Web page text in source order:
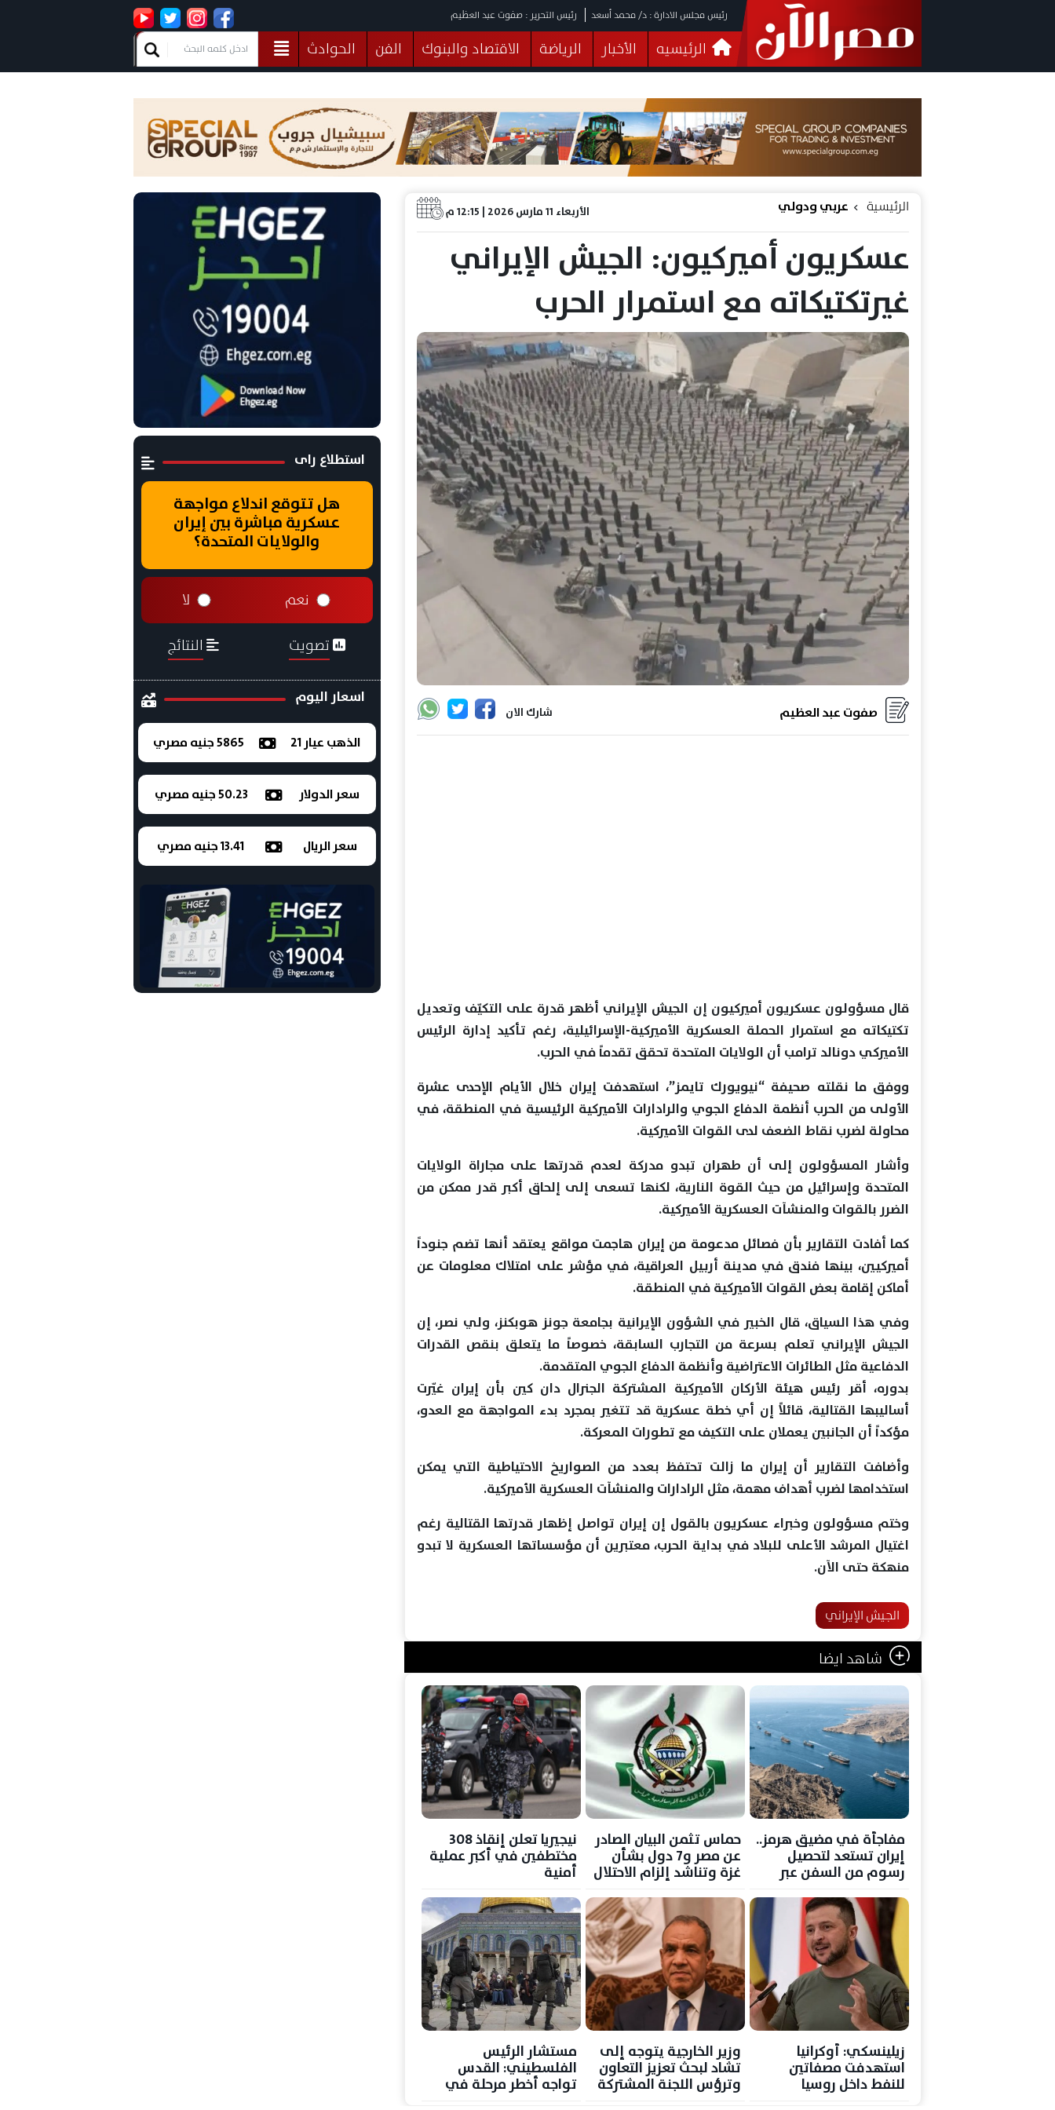
رئيس مجلس الادارة : د/ محمد أسعد رئيس التحرير : صفوت عبد العظيم
الرئيسيه الأخبار الرياضة الاقتصاد والبنوك الفن
الحوادث
فيديوهات
البرلمان صحة الثقافة خدمات منوعات
الأربعاء 11 مارس 2026 | 12:15 م الرئيسية عربي ودولي
عسكريون أميركيون: الجيش الإيراني
غيرتكتيكاته مع استمرار الحرب
شارك الان صفوت عبد العظيم
قال مسؤولون عسكريون أميركيون إن الجيش الإيراني أظهر قدرة على التكيّف وتعديل
تكتيكاته مع استمرار الحملة العسكرية الأميركية-الإسرائيلية، رغم تأكيد إدارة الرئيس
الأميركي دونالد ترامب أن الولايات المتحدة تحقق تقدماً في الحرب.
ووفق ما نقلته صحيفة “نيويورك تايمز”، استهدفت إيران خلال الأيام الإحدى عشرة
الأولى من الحرب أنظمة الدفاع الجوي والرادارات الأميركية الرئيسية في المنطقة، في
محاولة لضرب نقاط الضعف لدى القوات الأميركية.
وأشار المسؤولون إلى أن طهران تبدو مدركة لعدم قدرتها على مجاراة الولايات
المتحدة وإسرائيل من حيث القوة النارية، لكنها تسعى إلى إلحاق أكبر قدر ممكن من
الضرر بالقوات والمنشآت العسكرية الأميركية.
كما أفادت التقارير بأن فصائل مدعومة من إيران هاجمت مواقع يعتقد أنها تضم جنوداً
أميركيين، بينها فندق في مدينة أربيل العراقية، في مؤشر على امتلاك معلومات عن
أماكن إقامة بعض القوات الأميركية في المنطقة.
وفي هذا السياق، قال الخبير في الشؤون الإيرانية بجامعة جونز هوبكنز، ولي نصر، إن
الجيش الإيراني تعلم بسرعة من التجارب السابقة، خصوصاً ما يتعلق بنقص القدرات
الدفاعية مثل الطائرات الاعتراضية وأنظمة الدفاع الجوي المتقدمة.
بدوره، أقر رئيس هيئة الأركان الأميركية المشتركة الجنرال دان كين بأن إيران غيّرت
أساليبها القتالية، قائلاً إن أي خطة عسكرية قد تتغير بمجرد بدء المواجهة مع العدو،
مؤكداً أن الجانبين يعملان على التكيف مع تطورات المعركة.
وأضافت التقارير أن إيران ما زالت تحتفظ بعدد من الصواريخ الاحتياطية التي يمكن
استخدامها لضرب أهداف مهمة، مثل الرادارات والمنشآت العسكرية الأميركية.
وختم مسؤولون وخبراء عسكريون بالقول إن إيران تواصل إظهار قدرتها القتالية رغم
اغتيال المرشد الأعلى للبلاد في بداية الحرب، معتبرين أن مؤسساتها العسكرية لا تبدو
منهكة حتى الآن.
الجيش الإيراني
شاهد ايضا
مفاجأة في مضيق هرمز..
إيران تستعد لتحصيل
رسوم من السفن عبر
حماس تثمن البيان الصادر
عن مصر و7 دول بشأن
غزة وتناشد إلزام الاحتلال
نيجيريا تعلن إنقاذ 308
مختطفين في أكبر عملية
أمنية
زيلينسكي: أوكرانيا
استهدفت مصفاتين
للنفط داخل روسيا
وزير الخارجية يتوجه إلى
تشاد لبحث تعزيز التعاون
وترؤس اللجنة المشتركة
مستشار الرئيس
الفلسطيني: القدس
تواجه أخطر مرحلة في
استطلاع راى
هل تتوقع اندلاع مواجهة
عسكرية مباشرة بين إيران
والولايات المتحدة؟
نعم لا
تصويت النتائج
اسعار اليوم
الذهب عيار 21 5865 جنيه مصري
سعر الدولار 50.23 جنيه مصري
سعر الريال 13.41 جنيه مصري